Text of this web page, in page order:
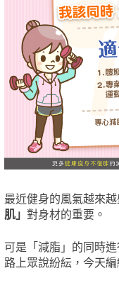
最近健身的風氣越來
肌」 對身材的重要。
可是「減脂」的同時
路上眾說紛紜，今天